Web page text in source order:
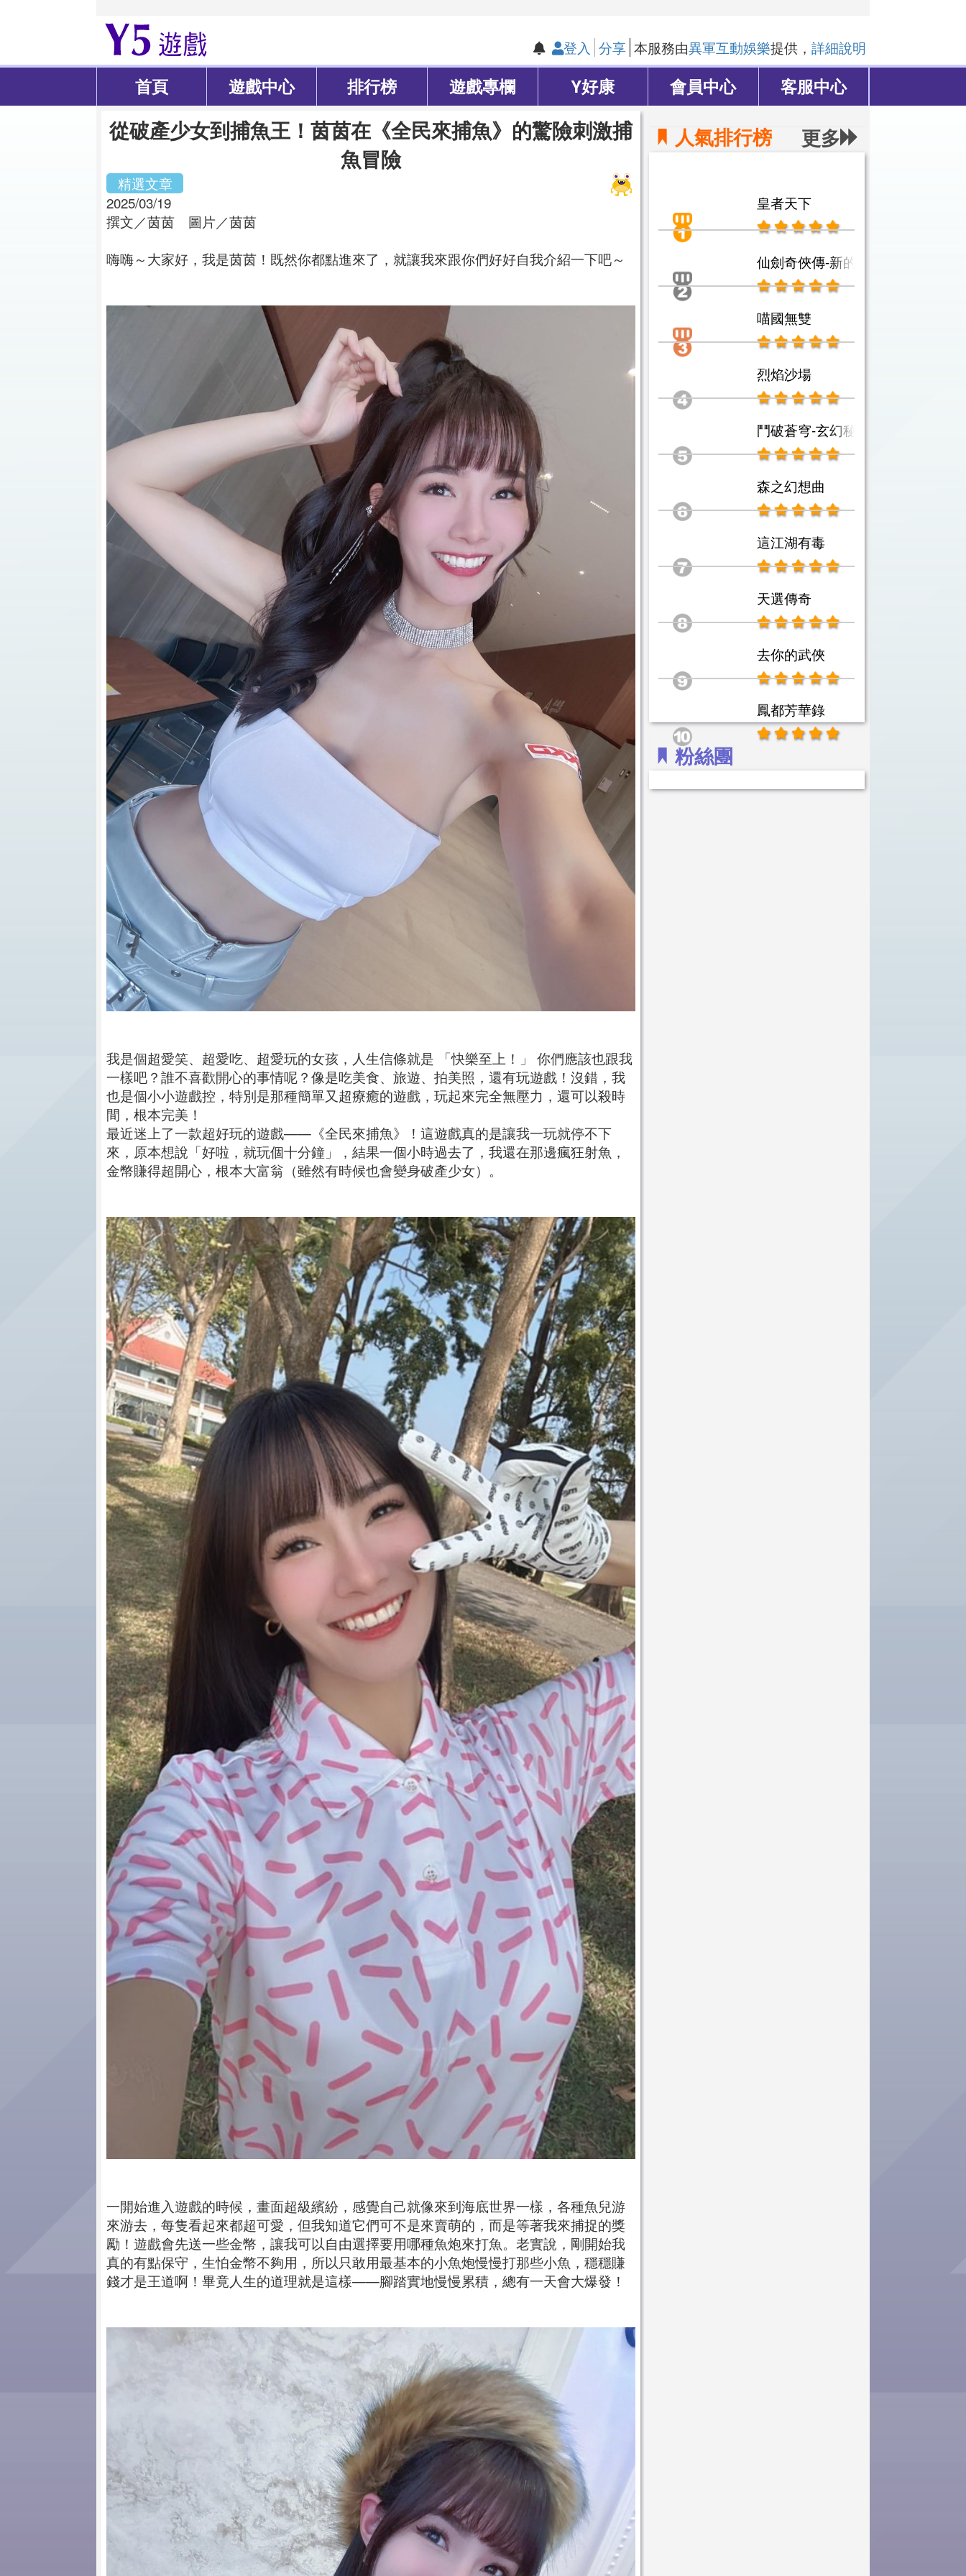
登入 分享 本服務由異軍互動娛樂提供， 詳細說明
首頁 遊戲中心 排行榜 遊戲專欄 Y好康 會員中心 客服中心
人氣排行榜 更多
皇者天下
仙劍奇俠傳-新的開始
喵國無雙
烈焰沙場
鬥破蒼穹-玄幻秘藏
森之幻想曲
這江湖有毒
天選傳奇
去你的武俠
鳳都芳華錄
粉絲團
從破產少女到捕魚王！茵茵在《全民來捕魚》的驚險刺激捕
魚冒險
精選文章
2025/03/19
撰文／茵茵 圖片／茵茵
嗨嗨～大家好，我是茵茵！既然你都點進來了，就讓我來跟你們好好自我介紹一下吧～
我是個超愛笑、超愛吃、超愛玩的女孩，人生信條就是 「快樂至上！」 你們應該也跟我
一樣吧？誰不喜歡開心的事情呢？像是吃美食、旅遊、拍美照，還有玩遊戲！沒錯，我
也是個小小遊戲控，特別是那種簡單又超療癒的遊戲，玩起來完全無壓力，還可以殺時
間，根本完美！
最近迷上了一款超好玩的遊戲——《全民來捕魚》！這遊戲真的是讓我一玩就停不下
來，原本想說「好啦，就玩個十分鐘」，結果一個小時過去了，我還在那邊瘋狂射魚，
金幣賺得超開心，根本大富翁（雖然有時候也會變身破產少女）。
一開始進入遊戲的時候，畫面超級繽紛，感覺自己就像來到海底世界一樣，各種魚兒游
來游去，每隻看起來都超可愛，但我知道它們可不是來賣萌的，而是等著我來捕捉的獎
勵！遊戲會先送一些金幣，讓我可以自由選擇要用哪種魚炮來打魚。老實說，剛開始我
真的有點保守，生怕金幣不夠用，所以只敢用最基本的小魚炮慢慢打那些小魚，穩穩賺
錢才是王道啊！畢竟人生的道理就是這樣——腳踏實地慢慢累積，總有一天會大爆發！